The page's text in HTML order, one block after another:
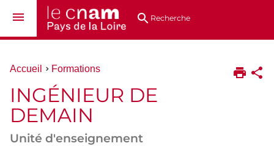
au
directsRecherche
Vous
ici :
Accueil Formations
INGÉNIEUR DE
DEMAIN
Unité d'enseignement